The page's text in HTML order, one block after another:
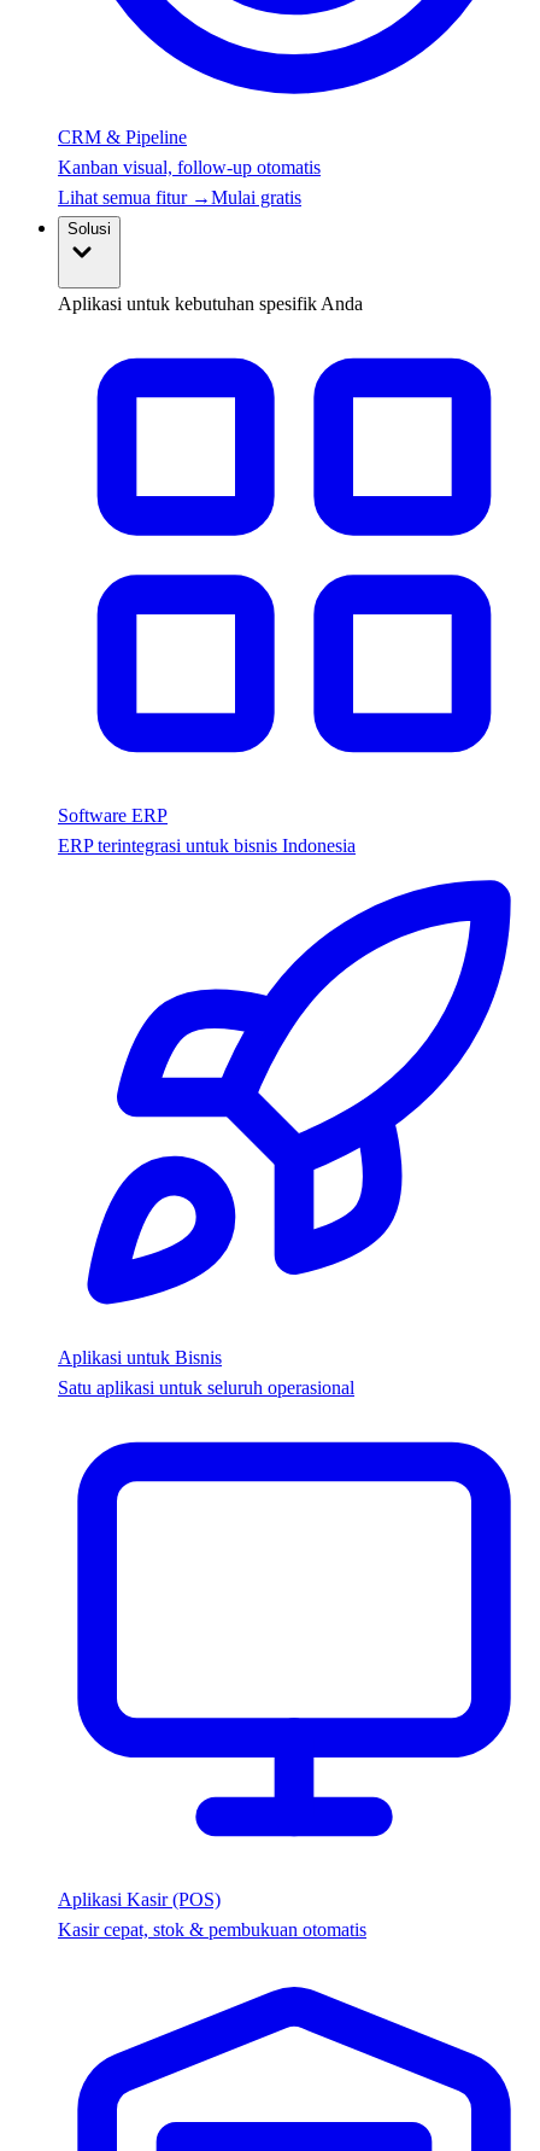
CRM & Pipeline
Kanban visual, follow-up otomatis
Lihat semua fitur→Mulai gratis
Solusi
Aplikasi untuk kebutuhan spesifik Anda
Software ERP
ERP terintegrasi untuk bisnis Indonesia
Aplikasi untuk Bisnis
Satu aplikasi untuk seluruh operasional
Aplikasi Kasir (POS)
Kasir cepat, stok & pembukuan otomatis